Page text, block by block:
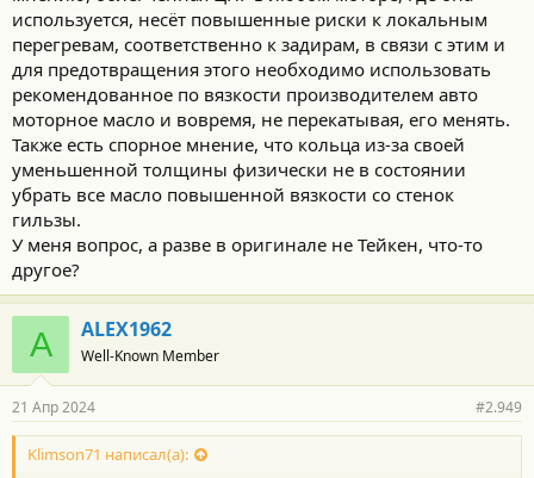
используется, несёт повышенные риски к локальным
перегревам, соответственно к задирам, в связи с этим и
для предотвращения этого необходимо использовать
рекомендованное по вязкости производителем авто
моторное масло и вовремя, не перекатывая, его менять.
Также есть спорное мнение, что кольца из-за своей
уменьшенной толщины физически не в состоянии
убрать все масло повышенной вязкости со стенок
гильзы.
У меня вопрос, а разве в оригинале не Тейкен, что-то
другое?
A ALEX1962
Well-Known Member
21 Апр 2024 #2.949
Klimson71 написал(а):